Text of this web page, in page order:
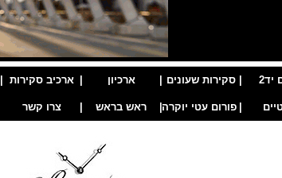
יד2 סקירות שעונים ארכיון ארכיב סקירות
פורום עטי יוקרה ראש בראש צרו קשר